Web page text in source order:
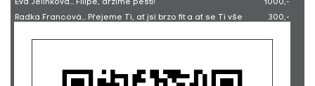
Eva Jelínková... Filipe, držíme pěsti!
1000,-
Radka Francová... Přejeme Ti, ať jsi brzo fit a ať se Ti vše
300,-
Ladislav Beneš